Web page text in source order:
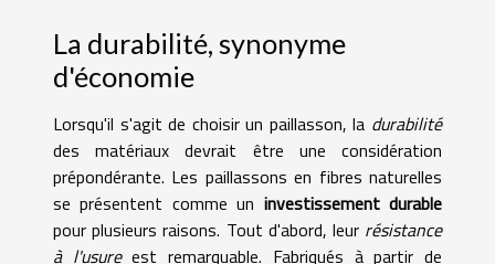
La durabilité, synonyme
d'économie
Lorsqu'il s'agit de choisir un paillasson, la durabilité
des matériaux devrait être une considération
prépondérante. Les paillassons en fibres naturelles
se présentent comme un investissement durable
pour plusieurs raisons. Tout d'abord, leur résistance
à l'usureest remarquable. Fabriqués à partir de